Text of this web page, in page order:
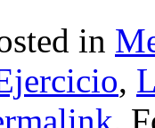
in
,
.